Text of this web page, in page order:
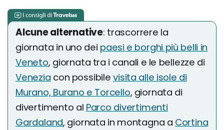
Alcune alternative: trascorrere la
giornata in uno dei paesi e borghi più belli in
Veneto, giornata tra i canali e le bellezze di
Venezia con possibilevisita alle isole di
Murano, Burano e Torcello, giornata di
divertimento al Parco divertimenti
Gardaland, giornata in montagna a Cortina